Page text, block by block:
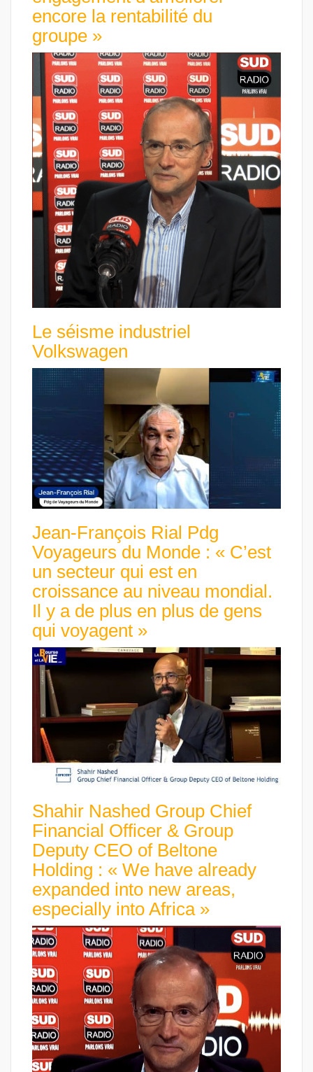
encore la rentabilité du
groupe »
Le séisme industriel
Volkswagen
Jean-François Rial Pdg
Voyageurs du Monde : « C’est
un secteur qui est en
croissance au niveau mondial.
Il y a de plus en plus de gens
qui voyagent »
Shahir Nashed Group Chief
Financial Officer & Group
Deputy CEO of Beltone
Holding : « We have already
expanded into new areas,
especially into Africa »